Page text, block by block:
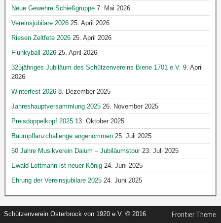
Neue Gewehre Schießgruppe 7. Mai 2026
Vereinsjubilare 2026 25. April 2026
Riesen Zeltfete 2026 25. April 2026
Flunkyball 2026 25. April 2026
325jähriges Jubiläum des Schützenvereins Biene 1701 e.V. 9. April
2026
Winterfest 2026 8. Dezember 2025
Jahreshauptversammlung 2025 26. November 2025
Preisdoppelkopf 2025 13. Oktober 2025
Baumpflanzchallenge angenommen 25. Juli 2025
50 Jahre Musikverein Dalum – Jubiläumstour 23. Juli 2025
Ewald Lottmann ist neuer König 24. Juni 2025
Ehrung der Vereinsjubilare 2025 24. Juni 2025
Schützenverein Osterbrock von 1920 e.V. © 2016 Frontier Theme